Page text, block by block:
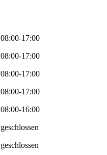
08:00-17:00
08:00-17:00
08:00-17:00
08:00-17:00
08:00-16:00
geschlossen
geschlossen